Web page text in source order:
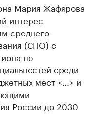
Мария Жафярова
интерес
среднего
(СПО) с
по
среди
мест <...> и
России до 2030